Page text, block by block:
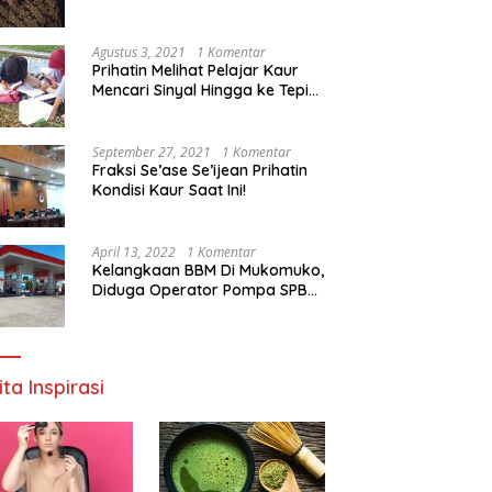
Agustus 3, 2021 1 Komentar
Prihatin Melihat Pelajar Kaur
Mencari Sinyal Hingga ke Tepi
Segera Bertindak
September 27, 2021 1 Komentar
Fraksi Se’ase Se’ijean Prihatin
Kondisi Kaur Saat Ini!
April 13, 2022 1 Komentar
Kelangkaan BBM Di Mukomuko,
Diduga Operator Pompa SPBU
Inspirasi